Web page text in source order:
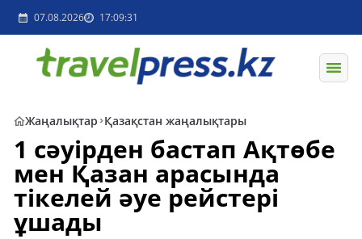
07.08.2026 17:09:31
Жаңалықтар Қазақстан жаңалықтары
1 сәуірден бастап Ақтөбе
мен Қазан арасында
тікелей әуе рейстері
ұшады